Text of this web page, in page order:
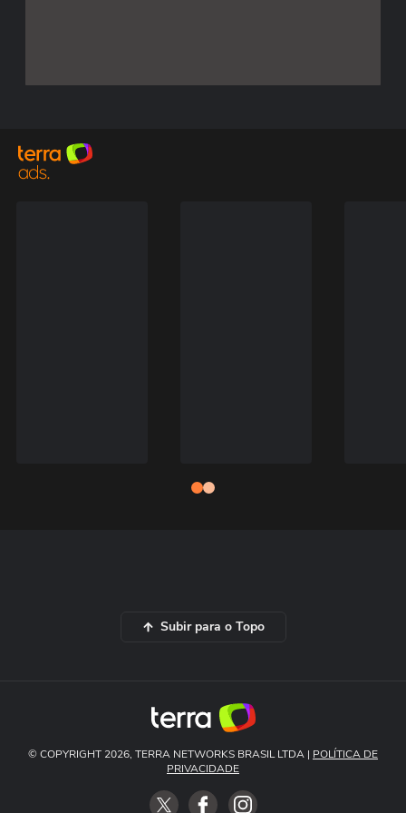
Subir para o Topo
© COPYRIGHT 2026, TERRA NETWORKS BRASIL LTDA | POLÍTICA DE
PRIVACIDADE